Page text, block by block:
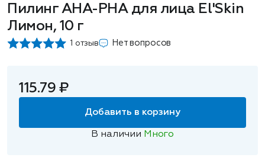
Пилинг AНА-РHA для лица El'Skin
Лимон, 10 г
1 отзыв Нет вопросов
115.79 ₽
Добавить в корзину
В наличии Много